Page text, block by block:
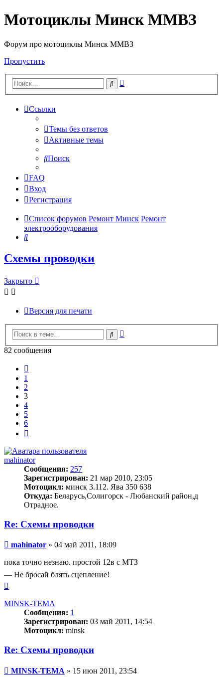
Мотоциклы Минск ММВЗ
Форум про мотоциклы Минск ММВЗ
Пропустить
Поиск
Ссылки
Темы без ответов
Активные темы
Поиск
FAQ
Вход
Регистрация
Список форумов Ремонт Минск Ремонт
электрооборудования
Поиск
Схемы проводки
Закрыто
Версия для печати
Поиск
82 сообщения
1
2
3
4
5
6
mahinator
Сообщения: 257
Зарегистрирован: 21 мар 2010, 23:05
Мотоцикл: минск 3.112. Ява 350 638
Откуда: Беларусь,Солигорск - Любанский район,д
Отрадное.
Re: Схемы проводки
Сообщение
mahinator » 04 май 2011, 18:09
пока точно незнаю. простой 12в с МТЗ
— Не бросай блять сцепление!
началу
MINSK-TEMA
Сообщения: 1
Зарегистрирован: 03 май 2011, 14:54
Мотоцикл: minsk
Re: Схемы проводки
Сообщение
MINSK-TEMA » 15 июн 2011, 23:54